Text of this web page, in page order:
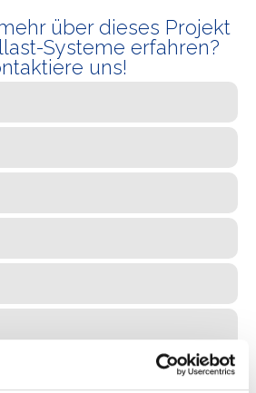
über dieses Projekt
Systeme erfahren?
uns!